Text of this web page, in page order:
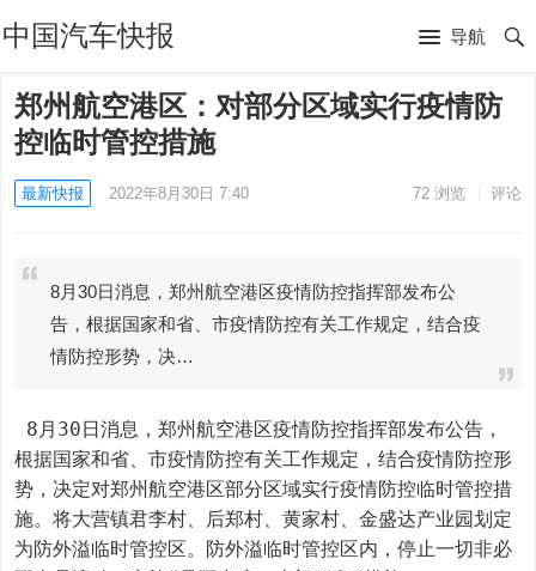
中国汽车快报 导航
郑州航空港区：对部分区域实行疫情防
控临时管控措施
最新快报 2022年8月30日 7:40 72浏览 评论
8月30日消息，郑州航空港区疫情防控指挥部发布公
告，根据国家和省、市疫情防控有关工作规定，结合疫
情防控形势，决…
根据国家和省、市疫情防控有关工作规定，结合疫情防控形
势，决定对郑州航空港区部分区域实行疫情防控临时管控措
施。将大营镇君李村、后郑村、黄家村、金盛达产业园划定
为防外溢临时管控区。防外溢临时管控区内，停止一切非必